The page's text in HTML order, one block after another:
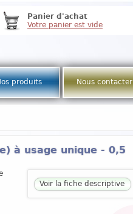
Panier d'achat
Votre panier est vide
produits Nous contacter
à usage unique - 0,5
Voir la fiche descriptive